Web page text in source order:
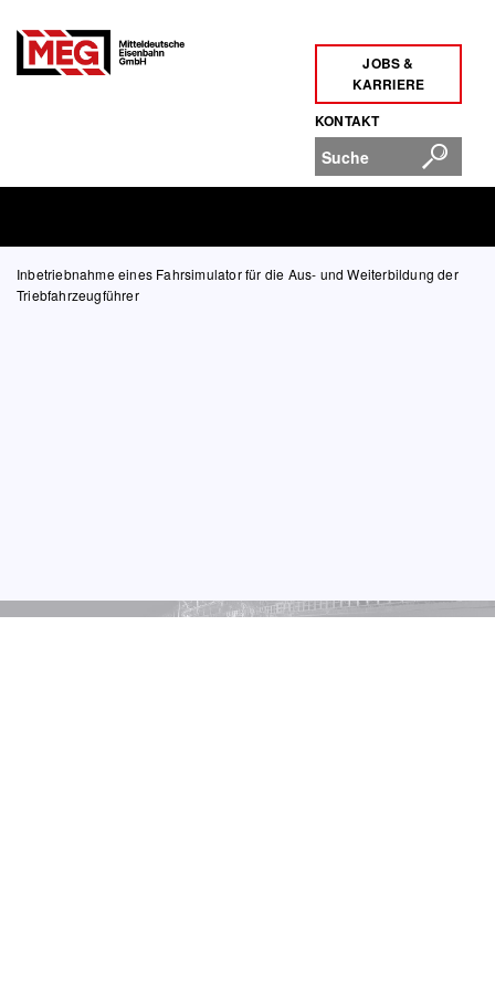
JOBS &
KARRIERE
KONTAKT
Inbetriebnahme eines Fahrsimulator für die Aus- und Weiterbildung der
Triebfahrzeugführer